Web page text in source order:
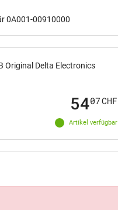
0A001-00910000
Original Delta Electronics
Artikel verfügbar
5407CHF